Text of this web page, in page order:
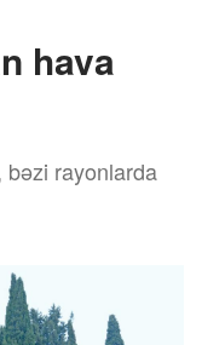
hava
bəzi rayonlarda